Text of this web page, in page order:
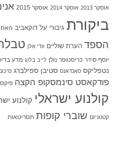
אוסקר 2013 אוסקר 2014 אוסקר 2015
ביקורת גיבורי על דוקאביב
הספד הערת שוליים וודי אלן
יוסף סידר כריסטופר נולן לייב בלוג מדע
נטפליקס סאנדאנס סטיבן ספילברג
פודקאסט סינמסקופ הקצה
קולנוע ישראלי קולנוע
קטנוניזם שוברי קופות תסריטאות